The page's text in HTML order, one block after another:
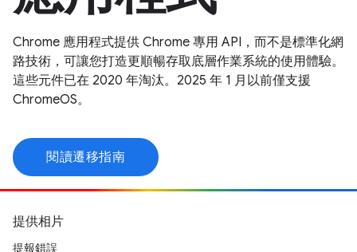
Chrome 應用程式提供 Chrome 專用 API，而不是標準化網
路技術，可讓您打造更順暢存取底層作業系統的使用體驗。
這些元件已在 2020 年淘汰。2025 年 1 月以前僅支援
ChromeOS。
閱讀遷移指南
提供相片
提報錯誤